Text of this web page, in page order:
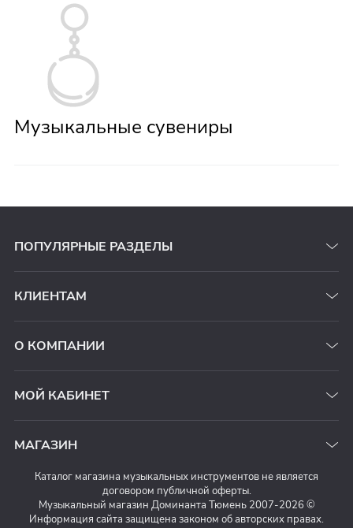
Музыкальные сувениры
ПОПУЛЯРНЫЕ РАЗДЕЛЫ
КЛИЕНТАМ
О КОМПАНИИ
МОЙ КАБИНЕТ
МАГАЗИН
Каталог магазина музыкальных инструментов не является
договором публичной оферты.
Музыкальный магазин Доминанта Тюмень 2007-2026 ©
Информация сайта защищена законом об авторских правах.